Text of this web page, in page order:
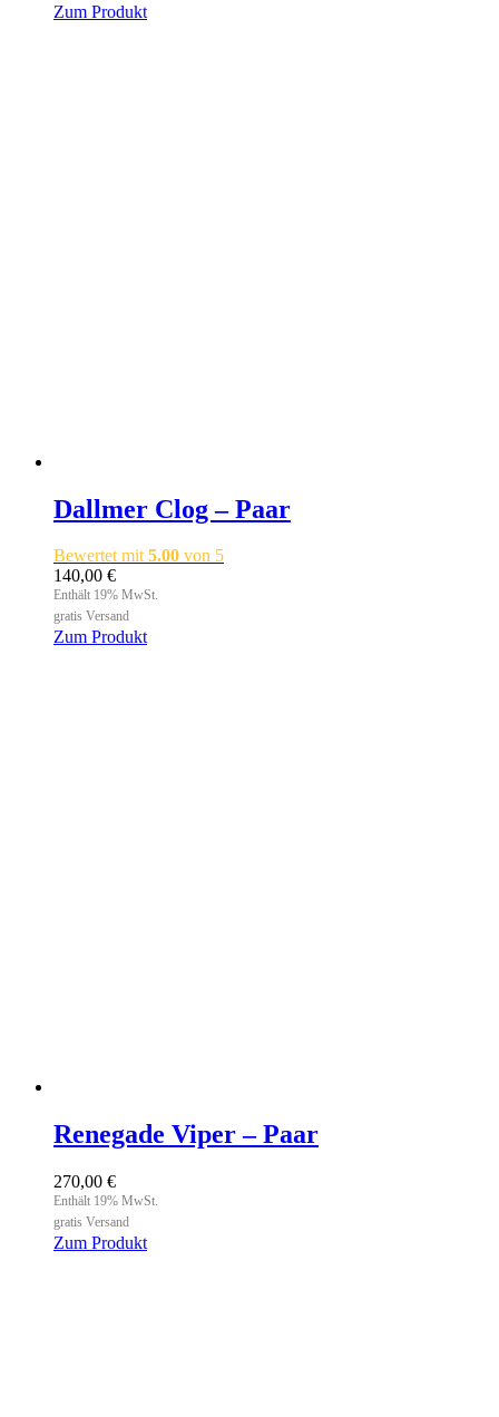
Zum Produkt
Dallmer Clog – Paar
Bewertet mit5.00 von 5
140,00 €
Enthält 19% MwSt.
gratis Versand
Zum Produkt
Renegade Viper – Paar
270,00 €
Enthält 19% MwSt.
gratis Versand
Zum Produkt